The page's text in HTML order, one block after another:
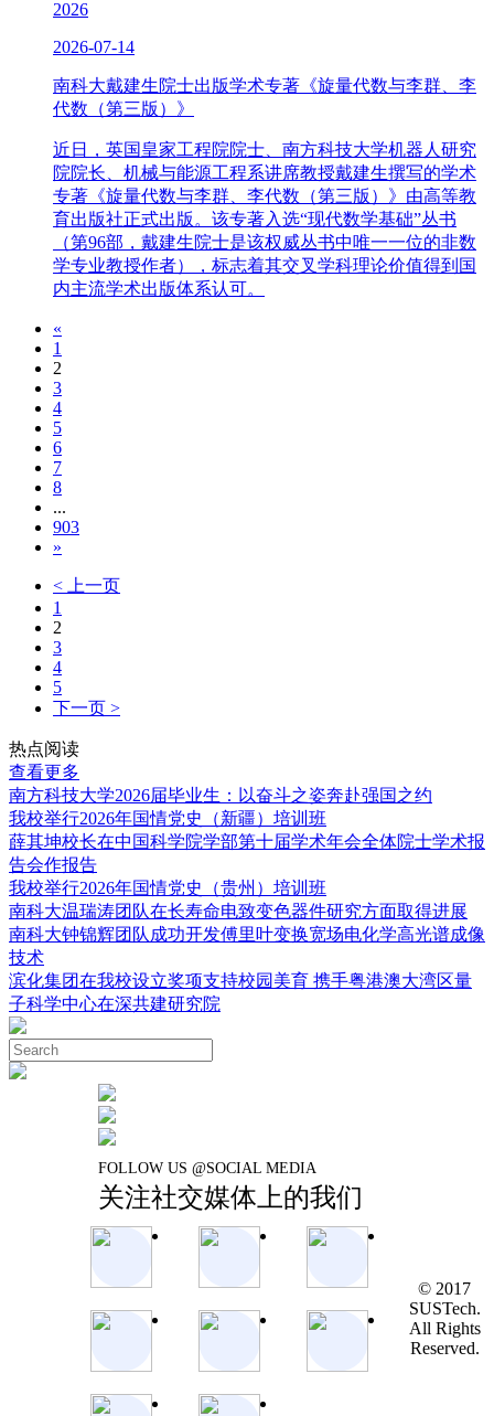
2026
2026-07-14
南科大戴建生院士出版学术专著《旋量代数与李群、李
代数（第三版）》
近日，英国皇家工程院院士、南方科技大学机器人研究
院院长、机械与能源工程系讲席教授戴建生撰写的学术
专著《旋量代数与李群、李代数（第三版）》由高等教
育出版社正式出版。该专著入选“现代数学基础”丛书
（第96部，戴建生院士是该权威丛书中唯一一位的非数
学专业教授作者），标志着其交叉学科理论价值得到国
内主流学术出版体系认可。
«
1
2
3
4
5
6
7
8
...
903
»
< 上一页
1
2
3
4
5
下一页 >
热点阅读
查看更多
南方科技大学2026届毕业生：以奋斗之姿奔赴强国之约
我校举行2026年国情党史（新疆）培训班
薛其坤校长在中国科学院学部第十届学术年会全体院士学术报
告会作报告
我校举行2026年国情党史（贵州）培训班
南科大温瑞涛团队在长寿命电致变色器件研究方面取得进展
南科大钟锦辉团队成功开发傅里叶变换宽场电化学高光谱成像
技术
滨化集团在我校设立奖项支持校园美育 携手粤港澳大湾区量
子科学中心在深共建研究院
FOLLOW US @SOCIAL MEDIA
关注社交媒体上的我们
© 2017
SUSTech.
All Rights
Reserved.